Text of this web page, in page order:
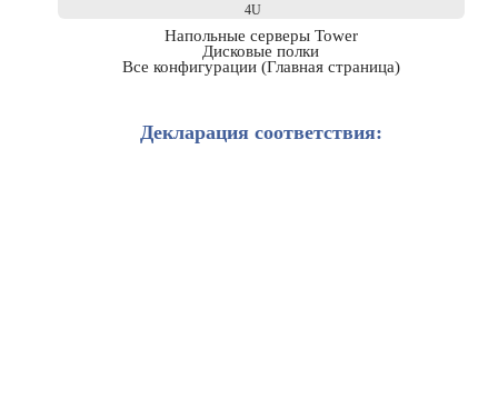
4U
Напольные серверы Tower
Дисковые полки
Все конфигурации (Главная страница)
Декларация соответствия: